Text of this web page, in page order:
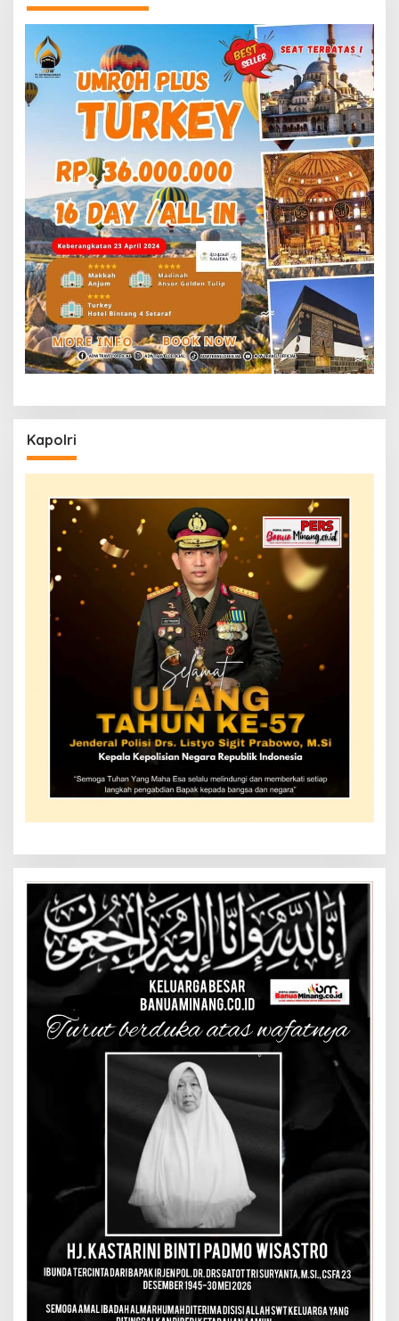
Kapolri